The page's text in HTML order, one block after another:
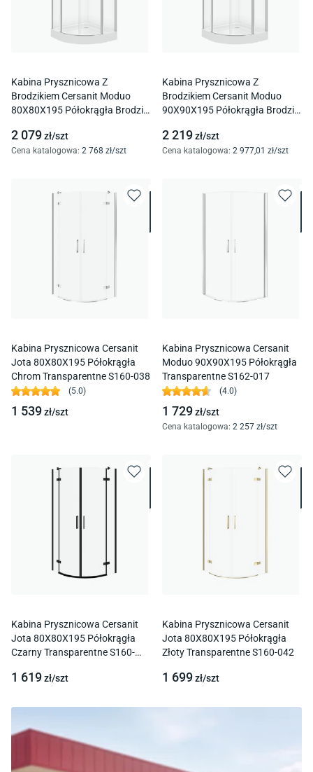
Kabina Prysznicowa Z
Brodzikiem Cersanit Moduo
80X80X195 Półokrągła Brodzik
2 079zł/szt
Cena katalogowa: 2 768 zł/szt
Kabina Prysznicowa Z
Brodzikiem Cersanit Moduo
90X90X195 Półokrągła Brodzik
2 219zł/szt
Cena katalogowa: 2 977,01 zł/szt
Kabina Prysznicowa Cersanit
Jota 80X80X195 Półokrągła
Chrom Transparentne S160-038
(5.0)
1 539zł/szt
Kabina Prysznicowa Cersanit
Moduo 90X90X195 Półokrągła
Transparentne S162-017
(4.0)
1 729zł/szt
Cena katalogowa: 2 257 zł/szt
Kabina Prysznicowa Cersanit
Jota 80X80X195 Półokrągła
Czarny Transparentne S160-
1 619zł/szt
Kabina Prysznicowa Cersanit
Jota 80X80X195 Półokrągła
Złoty Transparentne S160-042
1 699zł/szt